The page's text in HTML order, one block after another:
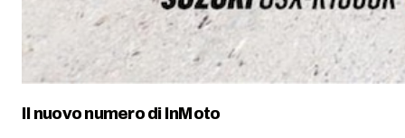
Il nuovo numero di InMoto